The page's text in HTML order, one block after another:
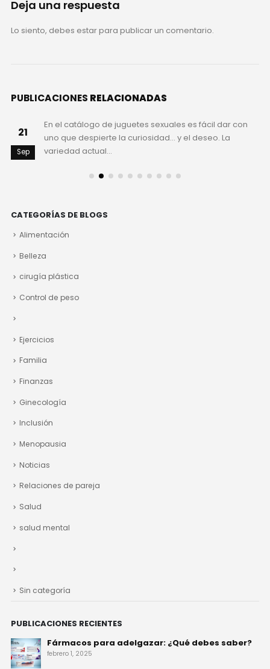
Deja una respuesta
Lo siento, debes estarpara publicar un comentario.
PUBLICACIONES RELACIONADAS
21
Sep
En el catálogo de juguetes sexuales es fácil dar con
uno que despierte la curiosidad… y el deseo. La
variedad actual...
CATEGORÍAS DE BLOGS
Alimentación
Belleza
cirugía plástica
Control de peso
Ejercicios
Familia
Finanzas
Ginecología
Inclusión
Menopausia
Noticias
Relaciones de pareja
Salud
salud mental
Sin categoría
PUBLICACIONES RECIENTES
Fármacos para adelgazar: ¿Qué debes saber?
febrero 1, 2025